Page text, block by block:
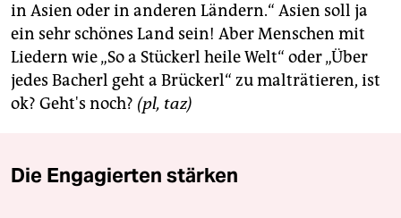
abo
genossenschaft
epaper login
in Asien oder in anderen Ländern.“ Asien soll ja
ein sehr schönes Land sein! Aber Menschen mit
Liedern wie „So a Stückerl heile Welt“ oder „Über
jedes Bacherl geht a Brückerl“ zu malträtieren, ist
ok? Geht's noch? (pl, taz)
Die Engagierten stärken